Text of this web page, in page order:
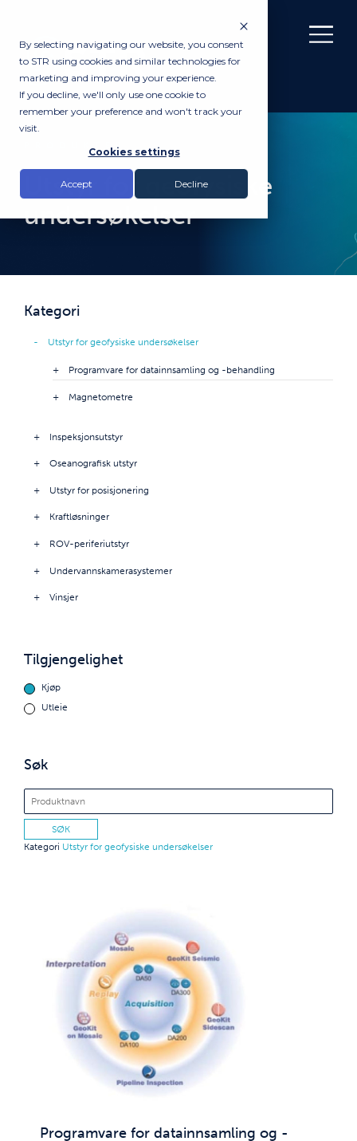
By selecting navigating our website, you consent
to STR using cookies and similar technologies for
marketing and improving your experience.
If you decline, we'll only use one cookie to
remember your preference and won't track your
visit.
Cookies settings
Accept Decline
PRODUKTER
Utstyr for geofysiske
undersøkelser
Kategori
Utstyr for geofysiske undersøkelser
Programvare for datainnsamling og -behandling
Magnetometre
Inspeksjonsutstyr
Oseanografisk utstyr
Utstyr for posisjonering
Kraftløsninger
ROV-periferiutstyr
Undervannskamerasystemer
Vinsjer
Tilgjengelighet
Kjøp
Utleie
Søk
Kategori Utstyr for geofysiske undersøkelser
Programvare for datainnsamling og -